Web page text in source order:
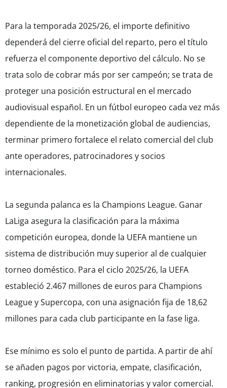
Para la temporada 2025/26, el importe definitivo
dependerá del cierre oficial del reparto, pero el título
refuerza el componente deportivo del cálculo. No se
trata solo de cobrar más por ser campeón; se trata de
proteger una posición estructural en el mercado
audiovisual español. En un fútbol europeo cada vez más
dependiente de la monetización global de audiencias,
terminar primero fortalece el relato comercial del club
ante operadores, patrocinadores y socios
internacionales.
La segunda palanca es la Champions League. Ganar
LaLiga asegura la clasificación para la máxima
competición europea, donde la UEFA mantiene un
sistema de distribución muy superior al de cualquier
torneo doméstico. Para el ciclo 2025/26, la UEFA
estableció 2.467 millones de euros para Champions
League y Supercopa, con una asignación fija de 18,62
millones para cada club participante en la fase liga.
Ese mínimo es solo el punto de partida. A partir de ahí
se añaden pagos por victoria, empate, clasificación,
ranking, progresión en eliminatorias y valor comercial.